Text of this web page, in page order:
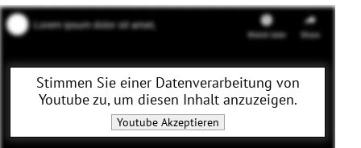
Stimmen Sie einer Datenverarbeitung von
Youtubezu, um diesen Inhalt anzuzeigen.
YoutubeAkzeptieren